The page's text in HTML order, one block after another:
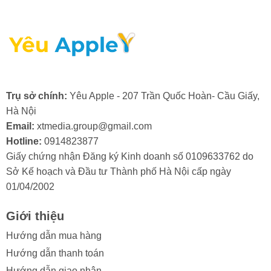
hoặc ghi âm không thực hiện được. Đây là một dấu
hiệu khác cho thấy cần thay main iPhone.
nhớ, không thể cài đặt ứng dụng hoặc bị treo logo. Nếu
lỗi do chip NAND Flash trên main, cần thay main
iPhone 14 để khắc phục triệt để.
Việc thay main iPhone 14 là quyết định cuối cùng sau
khi các giải pháp sửa chữa khác không còn hiệu quả.
2. Nguyên nhân khiến iPhone 14 phải
thay main?
Trụ sở chính: Yêu Apple - 207 Trần Quốc Hoàn- Cầu Giấy,
Hà Nội
Email: xtmedia.group@gmail.com
Hotline: 0914823877
Giấy chứng nhận Đăng ký Kinh doanh số 0109633762 do
Sở Kế hoạch và Đầu tư Thành phố Hà Nội cấp ngày
01/04/2002
Giới thiệu
Hướng dẫn mua hàng
Hướng dẫn thanh toán